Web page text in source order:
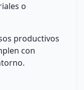
o
productivos
con